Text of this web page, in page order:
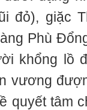
đỏ), giặc
Phù
khổng lồ
vương
quyết tâm